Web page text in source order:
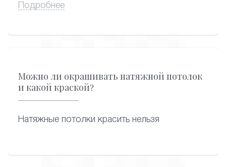
потолке не собирается конденсат.
Подробнее
Можно ли окрашивать натяжной потолок
и какой краской?
Натяжные потолки красить нельзя